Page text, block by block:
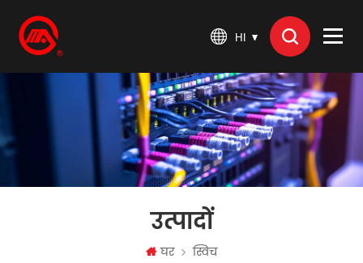
HI
उत्पादों
घर स्विच